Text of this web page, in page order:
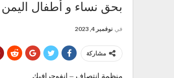
بحق نساء و أطفال اليمن 4/ نوفمبر/2017م
في نوفمبر 4, 2023
مشاركة
منظمة انتصاف – انفوجرافيك